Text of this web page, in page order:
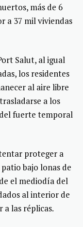
más de 6
a 37 mil viviendas
Salut, al igual
los residentes
al aire libre
a los
fuerte temporal
proteger a
bajo lonas de
el mediodía del
al interior de
a las réplicas.